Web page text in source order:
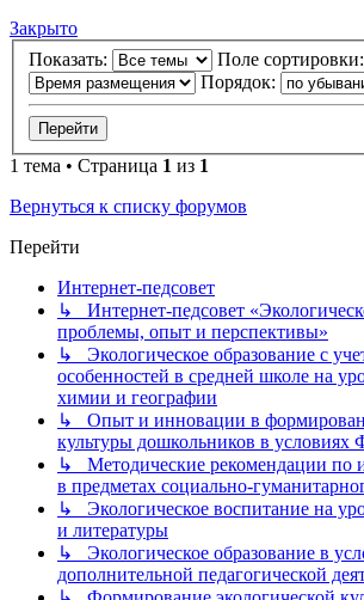
Закрыто
Показать:
Поле сортировки:
Порядок:
1 тема • Страница 1 из 1
Вернуться к списку форумов
Перейти
Интернет-педсовет
↳ Интернет-педсовет
проблемы, опыт и перспективы»
↳ Экологическое образование с
особенностей в средней школе на
химии и географии
↳ Опыт и инновации в
культуры дошкольников в
↳ Методические рекомендации по
в предметах социально-
↳ Экологическое воспитание на
и литературы
↳ Экологическое образование в
дополнительной педагогической